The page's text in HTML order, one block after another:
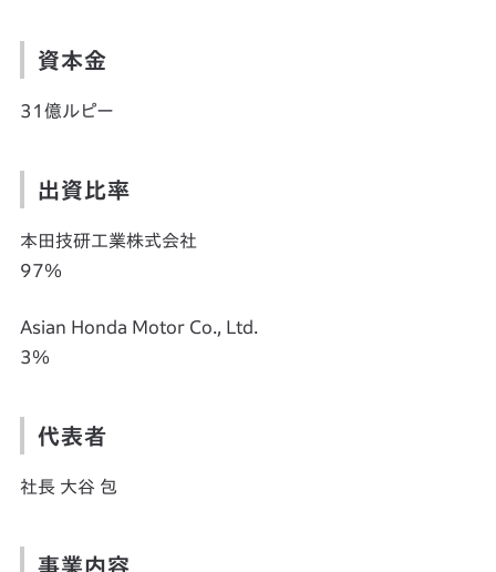
資本金
31億ルピー
出資比率
本田技研工業株式会社
97％
Asian Honda Motor Co., Ltd.
3％
代表者
社長 大谷 包
事業内容